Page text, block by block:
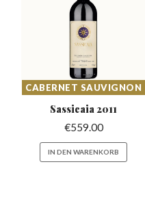
CABERNET SAUVIGNON
Sassicaia 2011
€559.00
IN DEN WARENKORB